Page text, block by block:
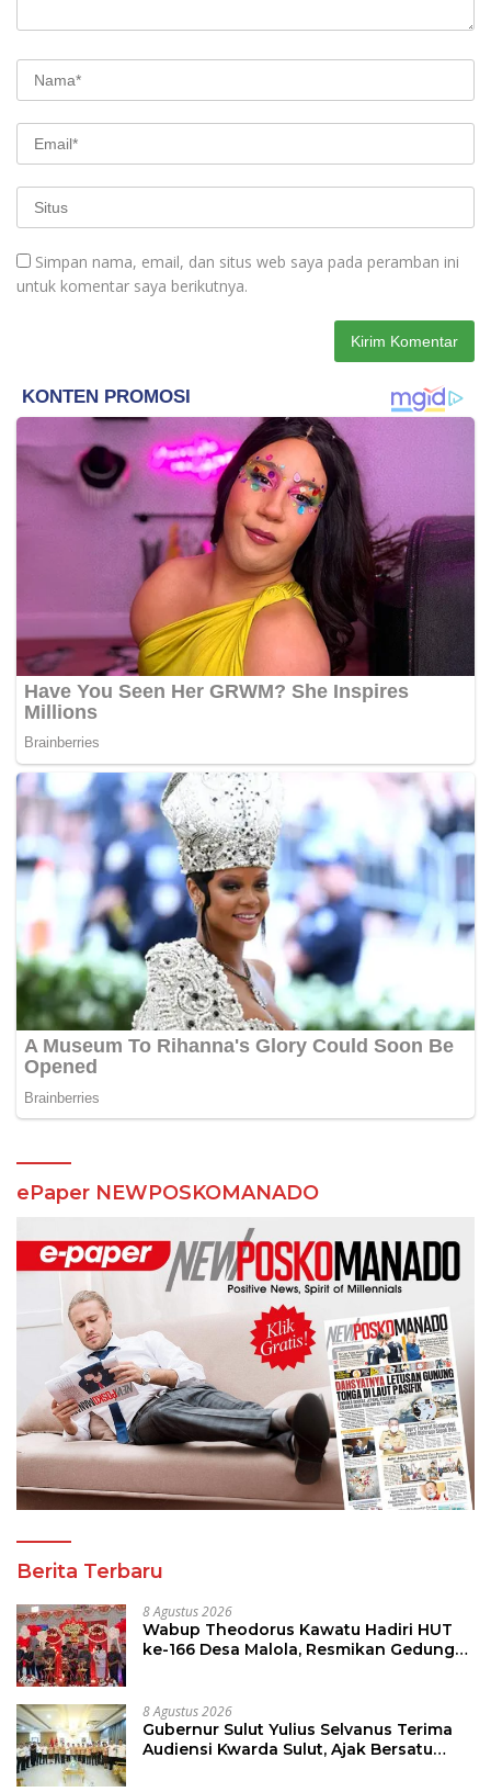
Simpan nama, email, dan situs web saya pada peramban ini
untuk komentar saya berikutnya.
ePaper NEWPOSKOMANADO
Berita Terbaru
8 Agustus 2026
Wabup Theodorus Kawatu Hadiri HUT
ke-166 Desa Malola, Resmikan Gedung
8 Agustus 2026
Gubernur Sulut Yulius Selvanus Terima
Audiensi Kwarda Sulut, Ajak Bersatu